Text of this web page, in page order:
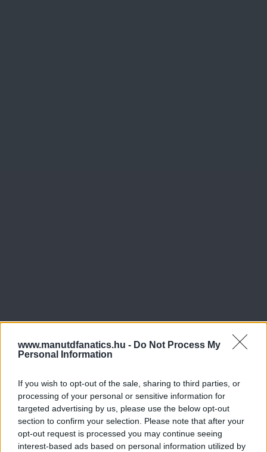
www.manutdfanatics.hu - Do Not Process My
Personal Information
If you wish to opt-out of the sale, sharing to third parties, or
processing of your personal or sensitive information for
targeted advertising by us, please use the below opt-out
section to confirm your selection. Please note that after your
opt-out request is processed you may continue seeing
interest-based ads based on personal information utilized by